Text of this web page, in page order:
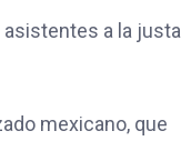
asistentes a la justa
mexicano, que